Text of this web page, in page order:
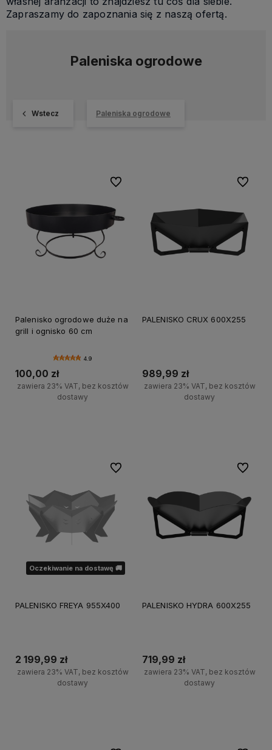
Zapraszamy do zapoznania się z naszą ofertą.
Paleniska ogrodowe
Wstecz Paleniska ogrodowe
Palenisko ogrodowe duże na
grill i ognisko 60 cm
4.9
100,00 zł
zawiera 23% VAT, bez kosztów
dostawy
Do ulubionych
PALENISKO CRUX 600X255
989,99 zł
zawiera 23% VAT, bez kosztów
dostawy
Do
Oczekiwanie na dostawę 🚚
PALENISKO FREYA 955X400
2 199,99 zł
zawiera 23% VAT, bez kosztów
dostawy
Do ulubionych
PALENISKO HYDRA 600X255
719,99 zł
zawiera 23% VAT, bez kosztów
dostawy
Do